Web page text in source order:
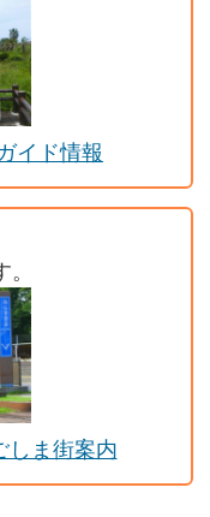
イド情報
しま街案内